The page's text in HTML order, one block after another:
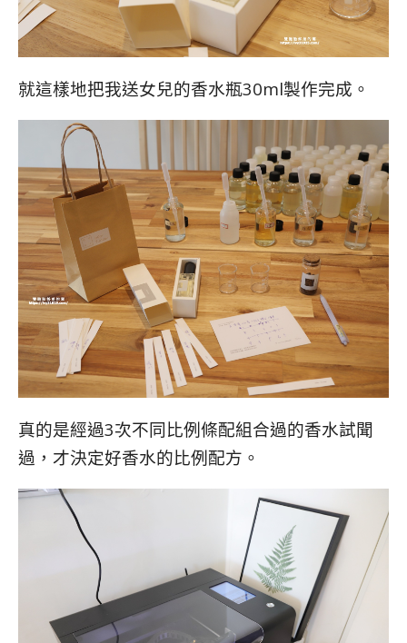
就這樣地把我送女兒的香水瓶30ml製作完成。
真的是經過3次不同比例條配組合過的香水試聞
過，才決定好香水的比例配方。